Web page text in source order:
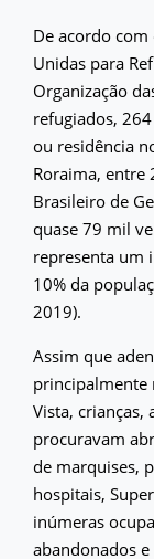
De acordo
Unidas para
Organização
refugiados,
ou residência
Roraima, entre
Brasileiro de
quase 79 mil
representa um
10% da
2019).
Assim que
principalmente
Vista, crianças,
procuravam
de marquises,
hospitais,
inúmeras
abandonados